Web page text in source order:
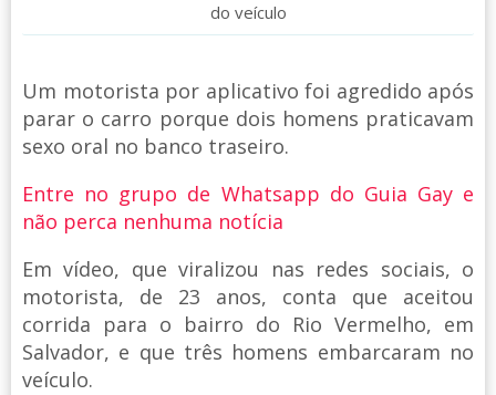
do veículo
Um motorista por aplicativo foi agredido após
parar o carro porque dois homens praticavam
sexo oral no banco traseiro.
Entre no grupo de Whatsapp do Guia Gay e
não perca nenhuma notícia
Em vídeo, que viralizou nas redes sociais, o
motorista, de 23 anos, conta que aceitou
corrida para o bairro do Rio Vermelho, em
Salvador, e que três homens embarcaram no
veículo.